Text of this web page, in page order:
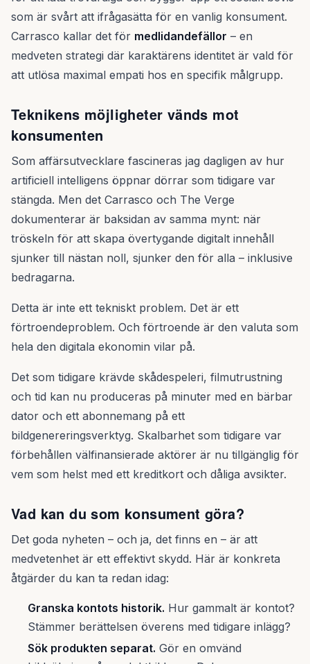
som är svårt att ifrågasätta för en vanlig konsument.
Carrasco kallar det för medlidandefällor – en
medveten strategi där karaktärens identitet är vald för
att utlösa maximal empati hos en specifik målgrupp.
Teknikens möjligheter vänds mot
konsumenten
Som affärsutvecklare fascineras jag dagligen av hur
artificiell intelligens öppnar dörrar som tidigare var
stängda. Men det Carrasco och The Verge
dokumenterar är baksidan av samma mynt: när
tröskeln för att skapa övertygande digitalt innehåll
sjunker till nästan noll, sjunker den för alla – inklusive
bedragarna.
Detta är inte ett tekniskt problem. Det är ett
förtroendeproblem. Och förtroende är den valuta som
hela den digitala ekonomin vilar på.
Det som tidigare krävde skådespeleri, film­utrustning
och tid kan nu produceras på minuter med en bärbar
dator och ett abonnemang på ett
bildgenereringsverktyg. Skalbarhet som tidigare var
förbehållen välfinansierade aktörer är nu tillgänglig för
vem som helst med ett kreditkort och dåliga avsikter.
Vad kan du som konsument göra?
Det goda nyheten – och ja, det finns en – är att
medvetenhet är ett effektivt skydd. Här är konkreta
åtgärder du kan ta redan idag:
Granska kontots historik. Hur gammalt är kontot?
Stämmer berättelsen överens med tidigare inlägg?
Sök produkten separat. Gör en omvänd